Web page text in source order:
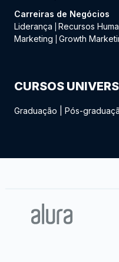
Carreiras de Negócios
Liderança
Recursos
Marketing
Growth
CURSOS
Graduação Pós-